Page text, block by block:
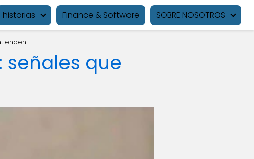
historias Finance & Software SOBRE NOSOTROS
señales que